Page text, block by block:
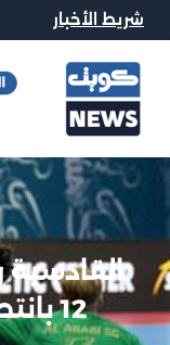
شريط الأخبار
القادسية
12 بانتصارين في دوري اليد